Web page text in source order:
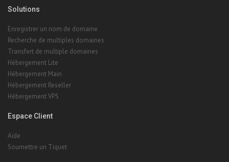
Solutions
Enregistrer un nom de domaine
Recherche de multiples domaines
Transfert de multiple domaines
Hébergement Lite
Hébergement Main
Hébergement Reseller
Hébergement VPS
Espace Client
Aide
Soumettre un Tiquet